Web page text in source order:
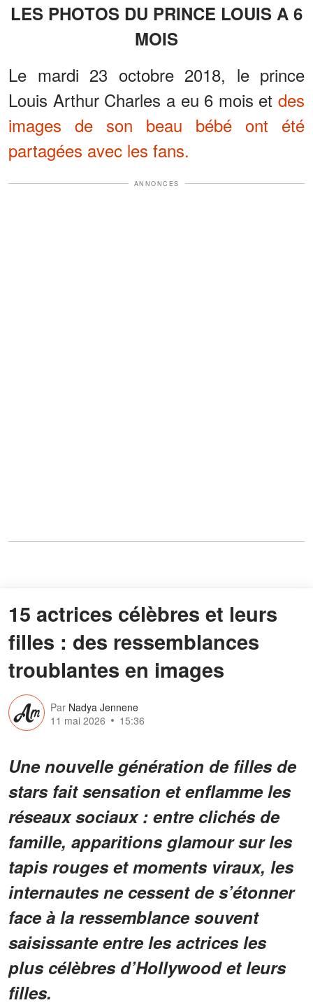
LES PHOTOS DU PRINCE LOUIS A 6
MOIS
Le mardi 23 octobre 2018, le prince
Louis Arthur Charles a eu 6 mois et des
images de son beau bébé ont été
partagées avec les fans.
ANNONCES
15 actrices célèbres et leurs
filles : des ressemblances
troublantes en images
Par Nadya Jennene
11 mai 2026
15:36
Une nouvelle génération de filles de
stars fait sensation et enflamme les
réseaux sociaux : entre clichés de
famille, apparitions glamour sur les
tapis rouges et moments viraux, les
internautes ne cessent de s’étonner
face à la ressemblance souvent
saisissante entre les actrices les
plus célèbres d’Hollywood et leurs
filles.